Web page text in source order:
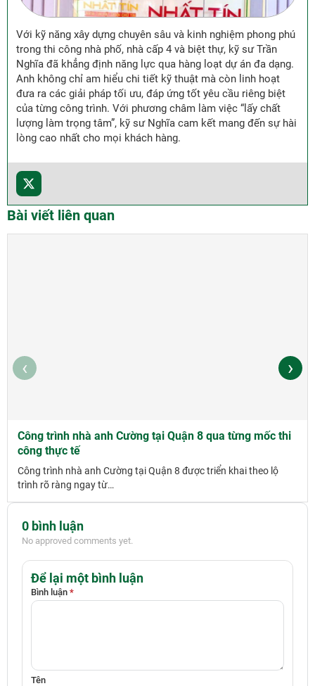
Với kỹ năng xây dựng chuyên sâu và kinh nghiệm phong phú
trong thi công nhà phố, nhà cấp 4 và biệt thự, kỹ sư Trần
Nghĩa đã khẳng định năng lực qua hàng loạt dự án đa dạng.
Anh không chỉ am hiểu chi tiết kỹ thuật mà còn linh hoạt
đưa ra các giải pháp tối ưu, đáp ứng tốt yêu cầu riêng biệt
của từng công trình. Với phương châm làm việc “lấy chất
lượng làm trọng tâm”, kỹ sư Nghĩa cam kết mang đến sự hài
lòng cao nhất cho mọi khách hàng.
Bài viết liên quan
‹
Công trình nhà anh Cường tại Quận 8 qua từng mốc thi
công thực tế
Công trình nhà anh Cường tại Quận 8 được triển khai theo lộ
trình rõ ràng ngay từ…
›
0 bình luận
No approved comments yet.
Để lại một bình luận
Bình luận *
Tên